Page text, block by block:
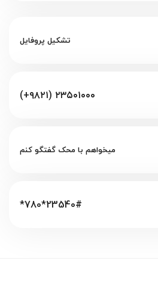
تشکیل پروفایل
(+۹۸۲۱) ۲۳۵۰۱۰۰۰
میخواهم با محک گفتگو کنم
*780*23540#